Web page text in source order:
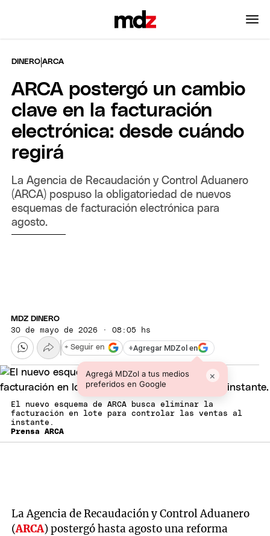
DINERO |ARCA
ARCA postergó un cambio
clave en la facturación
electrónica: desde cuándo
regirá
La Agencia de Recaudación y Control Aduanero
(ARCA) pospuso la obligatoriedad de nuevos
esquemas de facturación electrónica para
agosto.
MDZ DINERO
30 de mayo de 2026 · 08:05 hs
+Agregar MDZol en
Agregá MDZol a tus medios
preferidos en Google
×
+ Seguir en
El nuevo esquema de ARCA busca eliminar la
facturación en lote para controlar las ventas al
instante.
Prensa ARCA
La Agencia de Recaudación y Control Aduanero
(ARCA) postergó hasta agosto una reforma